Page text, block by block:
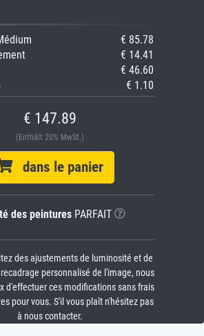
€ 85.78
€ 14.41
€ 46.60
€ 1.10
€ 147.89
(Enthält 20% MwSt.)
dans le panier
des peinturesPARFAIT
des ajustements de luminosité et de
personnalisé de l'image, nous
d'effectuer ces modifications sans frais
pour vous. S'il vous plaît n'hésitez pas
à nous contacter.